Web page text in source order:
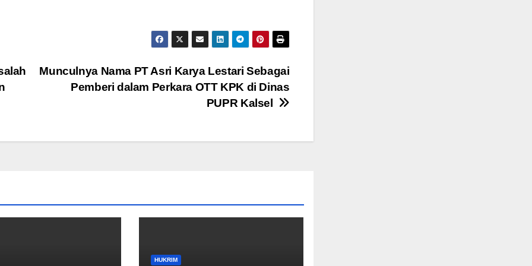
Munculnya Nama PT Asri Karya Lestari Sebagai
Pemberi dalam Perkara OTT KPK di Dinas
PUPR Kalsel
HUKRIM